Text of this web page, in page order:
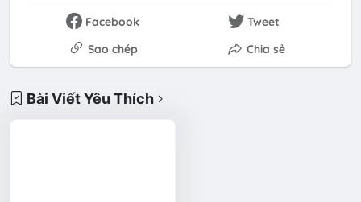
Facebook
Tweet
Sao chép
Chia sẻ
Bài Viết Yêu Thích